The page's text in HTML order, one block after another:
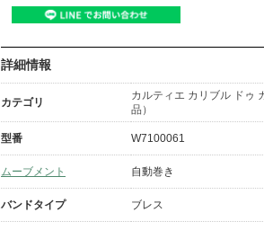
詳細情報
カテゴリ
カルティエ カリブル ドゥ
品）
型番 W7100061
ムーブメント 自動巻き
バンドタイプ ブレス